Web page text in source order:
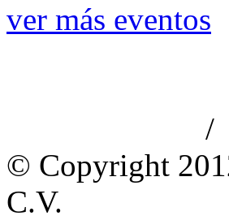
ver más eventos
/
© Copyright
C.V.